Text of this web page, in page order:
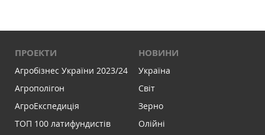
ПРОЕКТИ
Агробізнес України 2023/24
Агрополігон
АгроЕкспедиція
ТОП 100 латифундистів
НОВИНИ
Україна
Світ
Зерно
Олійні